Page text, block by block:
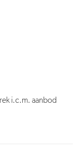
i.c.m. aanbod